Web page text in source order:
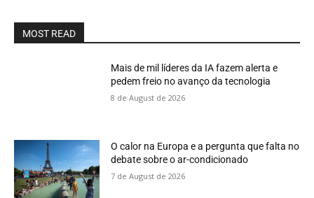
MOST READ
Mais de mil líderes da IA fazem alerta e
pedem freio no avanço da tecnologia
8 de August de 2026
O calor na Europa e a pergunta que falta no
debate sobre o ar-condicionado
7 de August de 2026